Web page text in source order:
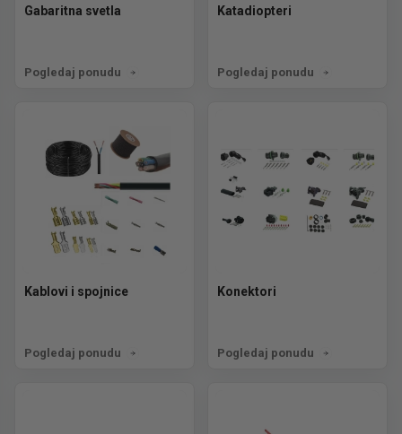
Gabaritna svetla
Pogledaj ponudu
Katadiopteri
Pogledaj ponudu
Kablovi i spojnice
Pogledaj ponudu
Konektori
Pogledaj ponudu